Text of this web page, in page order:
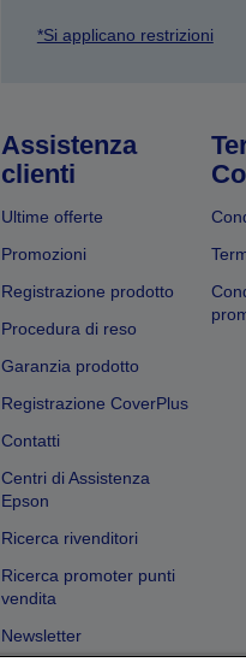
*Si applicano restrizioni
Assistenza
clienti
Ultime offerte
Promozioni
Registrazione prodotto
Procedura di reso
Garanzia prodotto
Registrazione CoverPlus
Contatti
Centri di Assistenza
Epson
Ricerca rivenditori
Ricerca promoter punti
vendita
Newsletter